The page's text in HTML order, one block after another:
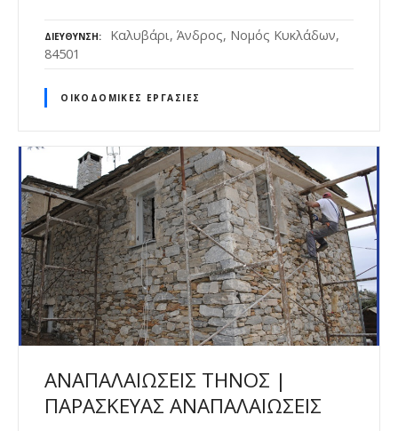
ΔΙΕΎΘΥΝΣΗ
Καλυβάρι, Άνδρος, Νομός Κυκλάδων,
84501
ΟΙΚΟΔΟΜΙΚΈΣ ΕΡΓΑΣΊΕΣ
ΑΝΑΠΑΛΑΙΩΣΕΙΣ ΤΗΝΟΣ |
ΠΑΡΑΣΚΕΥΑΣ ΑΝΑΠΑΛΑΙΩΣΕΙΣ